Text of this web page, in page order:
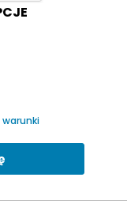
warunki